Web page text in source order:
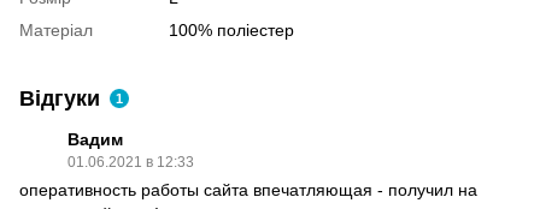
Матеріал
100% поліестер
Відгуки 1
Вадим
01.06.2021 в 12:33
оперативность работы сайта впечатляющая - получил на